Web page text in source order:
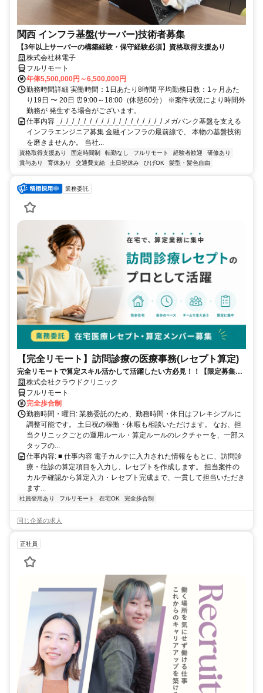
関西 インフラ基盤(サーバー)技術者募集
【3年以上サーバーの構築経験・保守経験必須】資格取得支援あり
株式会社林電子
フルリモート
年俸5,500,000円～6,500,000円
勤務時間詳細 実働時間：1日あたり8時間 平均勤務日数：1ヶ月あた
り19日 〜 20日 ⏰9:00～18:00（休憩60分） ※案件状況により時間外
勤務が 発生する場合がございます。
仕事内容 _/_/_/_/_/_/_/_/_/_/_/_/_/_/_/_/_/_/ メガバンク基盤を支える
インフラエンジニア募集 金融インフラの最前線で、 本物の基盤技術
を磨きませんか。 当社...
資格取得支援あり 固定時間制 転勤なし フルリモート 経験者歓迎
研修あり
賞与あり
育休あり 交通費支給 土日祝休み ひげOK 髪型・髪色自由
業務委託
【完全リモート】訪問診療の医療事務(レセプト算定)
完全リモートで算定スキル活かして活躍したい方必見！！【限定募集】
完全リモート｜在宅医療レセプト算定（成果報酬型／業務委託）
株式会社クラウドクリニック
フルリモート
完全歩合制
勤務時間・曜日: 業務委託のため、勤務時間・休日はフレキシブルに
調整可能です。 土日祝の稼働・休暇も相談いただけます。 なお、担
当クリニックごとの運用ルール・算定ルールのレクチャーを、一部ス
タッフの...
仕事内容: ■ 仕事内容 電子カルテに入力された情報をもとに、訪問診
療・往診の算定項目を入力し、レセプトを作成します。 担当案件の
カルテ確認から算定入力・レセプト完成まで、一貫して担当いただき
ます...
社員登用あり フルリモート 在宅OK 完全歩合制
同じ企業の求人
正社員